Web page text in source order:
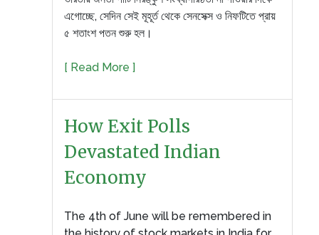
এগোচ্ছে, সেদিন সেই মূহূর্ত থেকে সেনসেক্স ও নিফটিতে প্রায়
৫ শতাংশ পতন শুরু হল।
[ Read More ]
How Exit Polls
Devastated Indian
Economy
The 4th of June will be remembered in